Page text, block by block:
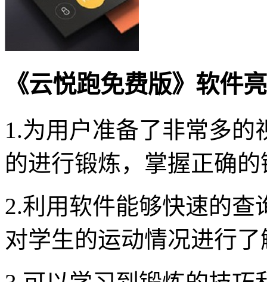
《云悦跑免费版》软件
1.为用户准备了非常多
的进行锻炼，掌握正确
2.利用软件能够快速的
对学生的运动情况进行了